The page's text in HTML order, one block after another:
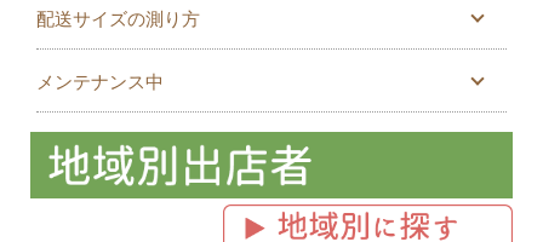
配送サイズの測り方
メンテナンス中